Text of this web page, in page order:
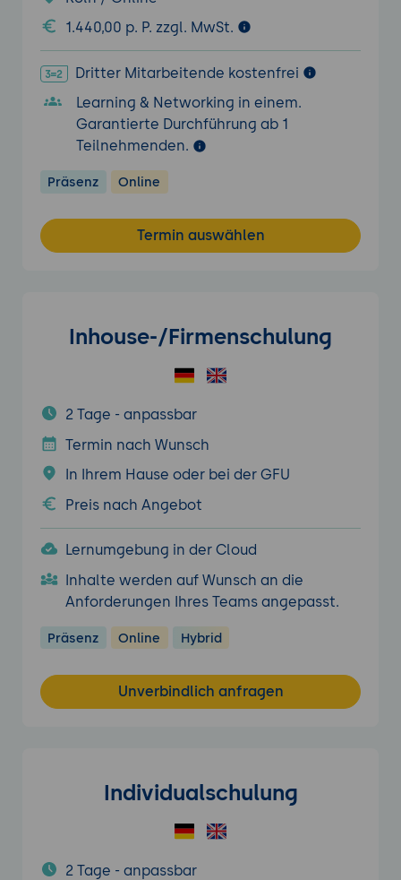
1.440,00 p. P. zzgl. MwSt.
Dritter Mitarbeitende kostenfrei
Learning & Networking in einem.
Garantierte Durchführung ab 1
Teilnehmenden.
Präsenz Online
Termin auswählen
Inhouse-/Firmenschulung
2 Tage - anpassbar
Termin nach Wunsch
In Ihrem Hause oder bei der GFU
Preis nach Angebot
Lernumgebung in der Cloud
Inhalte werden auf Wunsch an die
Anforderungen Ihres Teams angepasst.
Präsenz Online Hybrid
Unverbindlich anfragen
Individualschulung
2 Tage - anpassbar